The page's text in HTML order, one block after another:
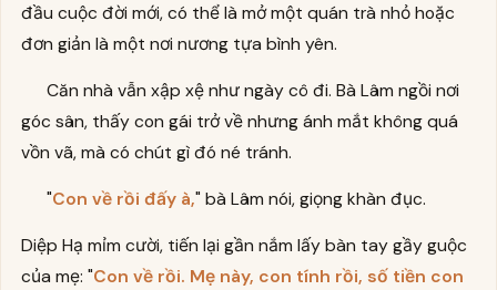
đầu cuộc đời mới, có thể là mở một quán trà nhỏ hoặc
đơn giản là một nơi nương tựa bình yên.
Căn nhà vẫn xập xệ như ngày cô đi. Bà Lâm ngồi nơi
góc sân, thấy con gái trở về nhưng ánh mắt không quá
vồn vã, mà có chút gì đó né tránh.
"Con về rồi đấy à," bà Lâm nói, giọng khàn đục.
Diệp Hạ mỉm cười, tiến lại gần nắm lấy bàn tay gầy guộc
của mẹ: "Con về rồi. Mẹ này, con tính rồi, số tiền con